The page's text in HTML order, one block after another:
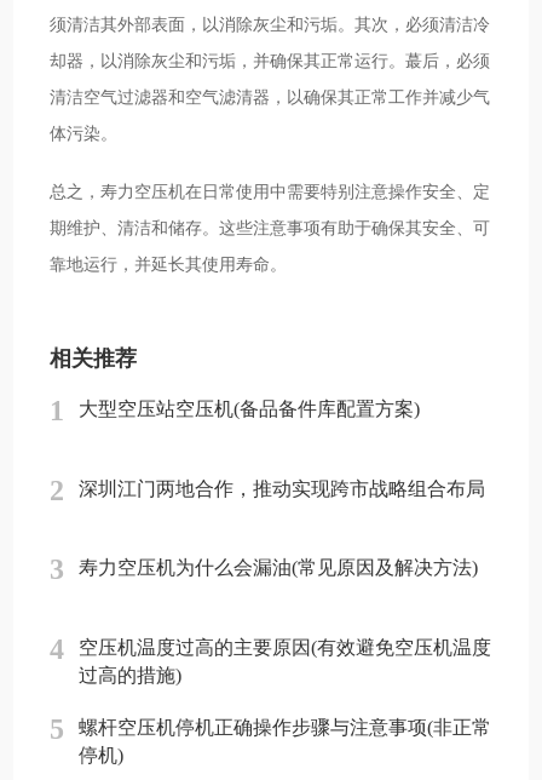
须清洁其外部表面，以消除灰尘和污垢。其次，必须清洁冷
却器，以消除灰尘和污垢，并确保其正常运行。蕞后，必须
清洁空气过滤器和空气滤清器，以确保其正常工作并减少气
体污染。
总之，寿力空压机在日常使用中需要特别注意操作安全、定
期维护、清洁和储存。这些注意事项有助于确保其安全、可
靠地运行，并延长其使用寿命。
相关推荐
1 大型空压站空压机(备品备件库配置方案)
2 深圳江门两地合作，推动实现跨市战略组合布局
3 寿力空压机为什么会漏油(常见原因及解决方法)
4
空压机温度过高的主要原因(有效避免空压机温度
过高的措施)
5
螺杆空压机停机正确操作步骤与注意事项(非正常
停机)